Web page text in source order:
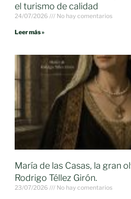
el turismo de calidad
24/07/2026 No hay comentarios
Leer más »
María de las Casas, la gran
Rodrigo Téllez Girón.
23/07/2026 No hay comentarios